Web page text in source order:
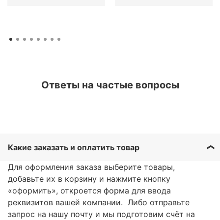
Ответы на частые вопросы
Какие заказать и оплатить товар
Для оформления заказа выберите товары,
добавьте их в корзину и нажмите кнопку
«оформить», откроется форма для ввода
реквизитов вашей компании. Либо отправьте
запрос на нашу почту и мы подготовим счёт на